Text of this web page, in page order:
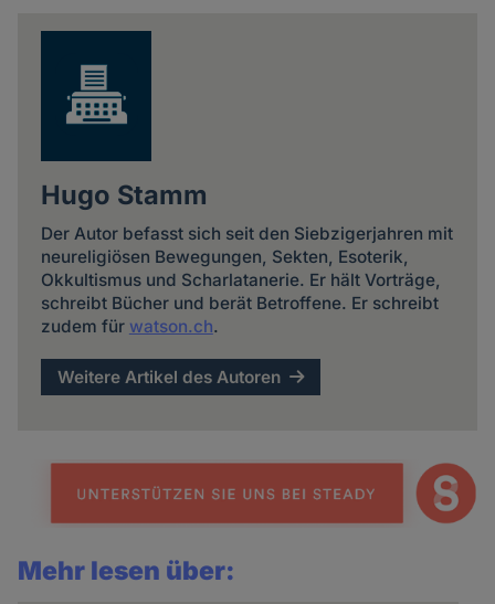
Hugo Stamm
Der Autor befasst sich seit den Siebzigerjahren mit
neureligiösen Bewegungen, Sekten, Esoterik,
Okkultismus und Scharlatanerie. Er hält Vorträge,
schreibt Bücher und berät Betroffene. Er schreibt
zudem für watson.ch.
Weitere Artikel des Autoren
Mehr lesen über: